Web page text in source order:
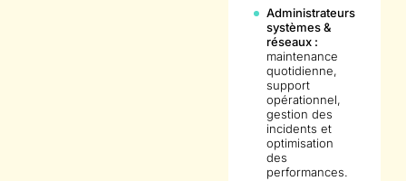
Administrateurs
systèmes &
réseaux :
maintenance
quotidienne,
support
opérationnel,
gestion des
incidents et
optimisation
des
performances.